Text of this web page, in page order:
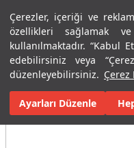
Çerezler, içeriği ve
özellikleri sağlamak
kullanılmaktadır. “Kabul
edebilirsiniz veya
düzenleyebilirsiniz. Çerez
Ayarları Düzenle
Menü
Ana Sayfa Karolar
Tüm Görseller(1)